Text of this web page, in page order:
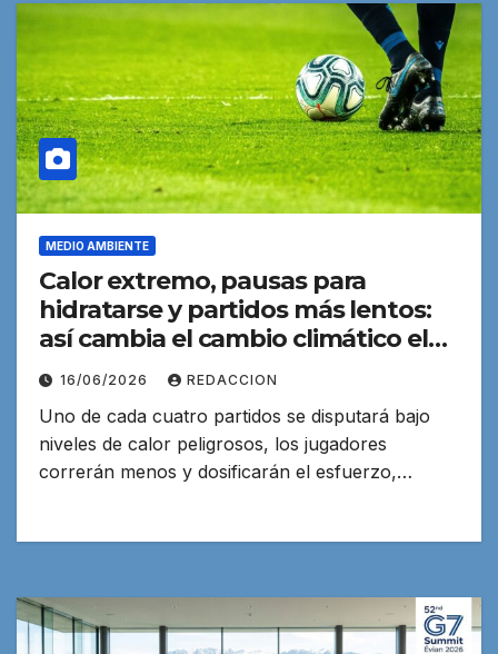
MEDIO AMBIENTE
Calor extremo, pausas para
hidratarse y partidos más lentos:
así cambia el cambio climático el
Mundial 2026
16/06/2026 REDACCION
Uno de cada cuatro partidos se disputará bajo
niveles de calor peligrosos, los jugadores
correrán menos y dosificarán el esfuerzo,…